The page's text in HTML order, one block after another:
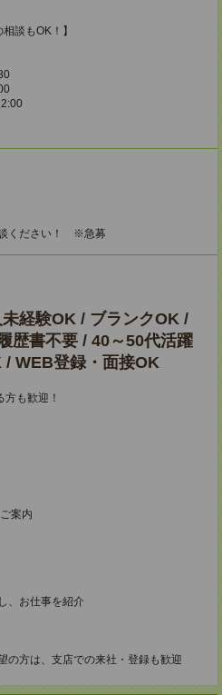
談もOK！】
談ください！ ※急募
経験OK / ブランクOK /
歴書不要 / 40～50代活躍
/ WEB登録・面接OK
も歓迎！
案内
、お仕事を紹介
方は、支店での来社・登録も歓迎